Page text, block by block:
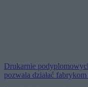
Drukarnie
pozwala działać